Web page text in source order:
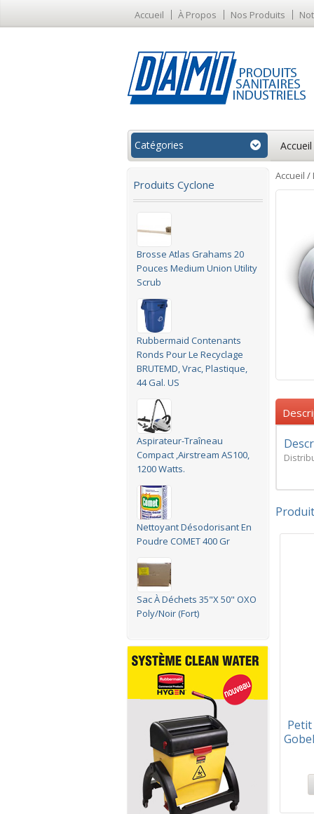
Accueil À Propos Nos Produits
Catégories Accueil
Accueil /
Produits Cyclone
Brosse Atlas Grahams 20
Pouces Medium Union Utility
Scrub
Rubbermaid Contenants
Ronds Pour Le Recyclage
BRUTEMD, Vrac, Plastique,
44 Gal. US
Aspirateur-Traîneau
Compact ,Airstream AS100,
1200 Watts.
Nettoyant Désodorisant En
Poudre COMET 400 Gr
Sac À Déchets 35"X 50" OXO
Poly/Noir (Fort)